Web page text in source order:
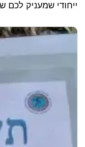
ייחודי שמעניק לכם